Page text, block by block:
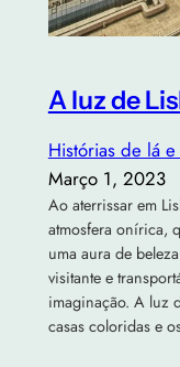
A luz de
Histórias de lá
Março 1, 2023
Ao aterrissar em
atmosfera onírica,
uma aura de
visitante e
imaginação. A luz
casas coloridas e